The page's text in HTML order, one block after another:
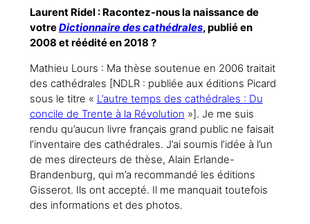
Laurent Ridel : Racontez-nous la naissance de
votreDictionnaire des cathédrales, publié en
2008 et réédité en 2018 ?
Mathieu Lours : Ma thèse soutenue en 2006 traitait
des cathédrales [NDLR : publiée aux éditions Picard
sous le titre « L’autre temps des cathédrales : Du
concile de Trente à la Révolution »]. Je me suis
rendu qu’aucun livre français grand public ne faisait
l’inventaire des cathédrales. J’ai soumis l’idée à l’un
de mes directeurs de thèse, Alain Erlande-
Brandenburg, qui m’a recommandé les éditions
Gisserot. Ils ont accepté. Il me manquait toutefois
des informations et des photos.